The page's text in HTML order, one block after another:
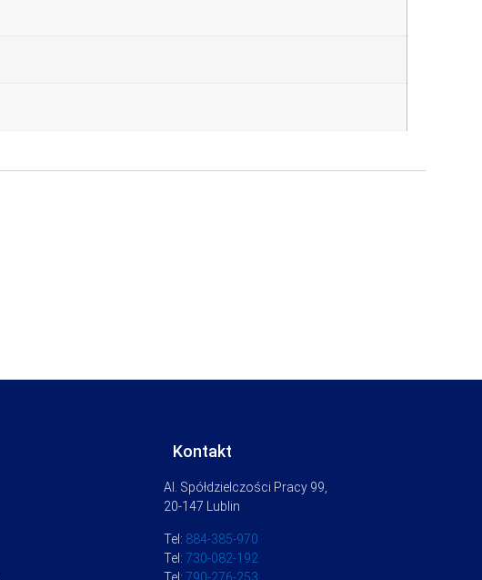
Kontakt
Al. Spółdzielczości Pracy 99,
20-147 Lublin
Tel: 884-385-970
Tel:730-082-192
Tel:790-276-253